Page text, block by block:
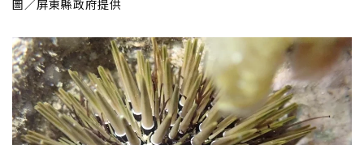
圖／屏東縣政府提供